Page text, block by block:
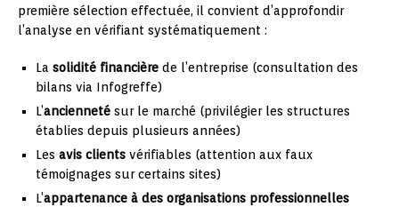
première sélection effectuée, il convient d’approfondir
l’analyse en vérifiant systématiquement :
La solidité financière de l’entreprise (consultation des
bilans via Infogreffe)
L’ancienneté sur le marché (privilégier les structures
établies depuis plusieurs années)
Les avis clients vérifiables (attention aux faux
témoignages sur certains sites)
L’appartenance à des organisations professionnelles